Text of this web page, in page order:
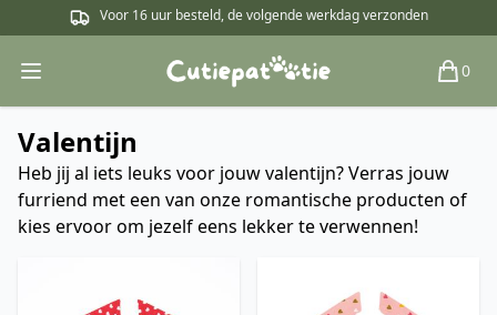
Voor 16 uur besteld, de volgende werkdag verzonden
Open main menu 0
Valentijn
Heb jij al iets leuks voor jouw valentijn? Verras jouw
furriend met een van onze romantische producten of
kies ervoor om jezelf eens lekker te verwennen!